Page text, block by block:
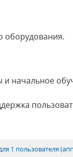
оборудования.
начальное
1 пользователя